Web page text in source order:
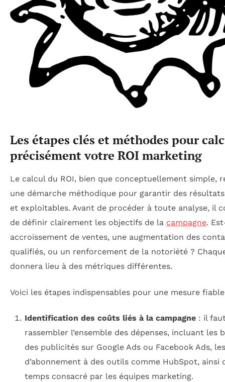
Les étapes clés et méthodes pour
précisément votre ROI marketing
Le calcul du ROI, bien que conceptuellement simple,
une démarche méthodique pour garantir des
et exploitables. Avant de procéder à toute analyse, il
de définir clairement les objectifs de la campagne.
accroissement de ventes, une augmentation des
qualifiés, ou un renforcement de la notoriété ?
donnera lieu à des métriques différentes.
Voici les étapes indispensables pour une mesure
Identification des coûts liés à la campagne: il
rassembler l’ensemble des dépenses, incluant les
des publicités sur Google Ads ou Facebook Ads,
d’abonnement à des outils comme HubSpot, ainsi
temps consacré par les équipes marketing.